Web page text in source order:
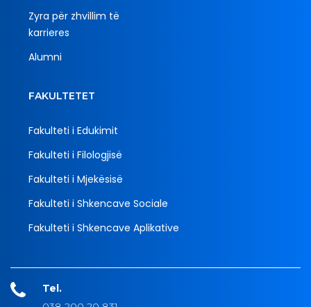
Zyra për zhvillim të
karrieres
Alumni
FAKULTETET
Fakulteti i Edukimit
Fakulteti i Filologjisë
Fakulteti i Mjekësisë
Fakulteti i Shkencave Sociale
Fakulteti i Shkencave Aplikative
Tel.